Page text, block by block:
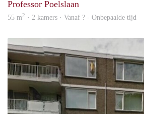
Professor Poelslaan
55 m2 · 2 kamers · Vanaf ? - Onbepaalde tijd